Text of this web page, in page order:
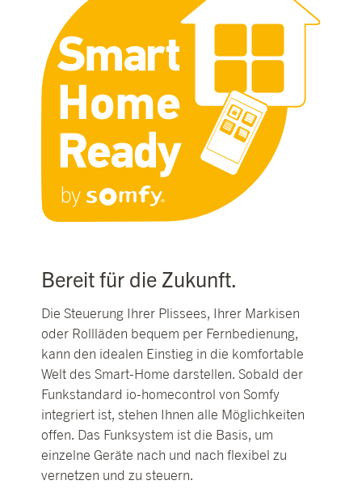
Bereit für die Zukunft.
Die Steuerung Ihrer Plissees, Ihrer Markisen
oder Rollläden bequem per Fernbedienung,
kann den idealen Einstieg in die komfortable
Welt des Smart-Home darstellen. Sobald der
Funkstandard io-homecontrol von Somfy
integriert ist, stehen Ihnen alle Möglichkeiten
offen. Das Funksystem ist die Basis, um
einzelne Geräte nach und nach flexibel zu
vernetzen und zu steuern.